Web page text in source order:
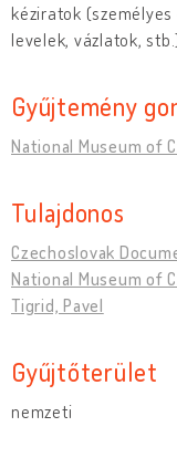
kéziratok
levelek, vázlatok,
Gyűjtemény
National Museum of
Tulajdonos
Czechoslovak
National Museum of
Tigrid, Pavel
Gyűjtőterület
nemzeti